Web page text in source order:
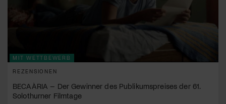
MIT WETTBEWERB
REZENSIONEN
BECAÀRIA – Der Gewinner des Publikumspreises der 61.
Solothurner Filmtage